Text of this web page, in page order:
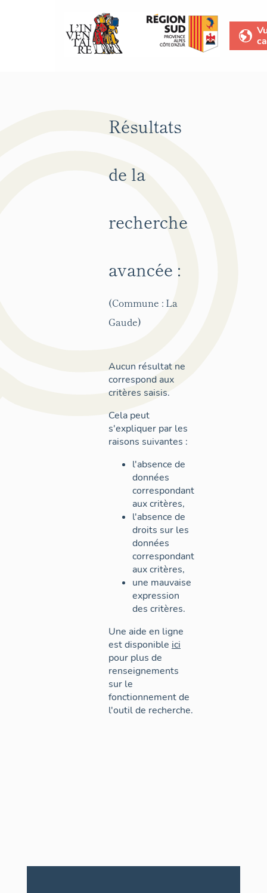
Résultats
de la
recherche
avancée :
(Commune : La
Gaude)
Aucun résultat ne
correspond aux
critères saisis.
Cela peut
s'expliquer par les
raisons suivantes :
l'absence de
données
correspondant
aux critères,
l'absence de
droits sur les
données
correspondant
aux critères,
une mauvaise
expression
des critères.
Une aide en ligne
est disponible ici
pour plus de
renseignements
sur le
fonctionnement de
l'outil de recherche.